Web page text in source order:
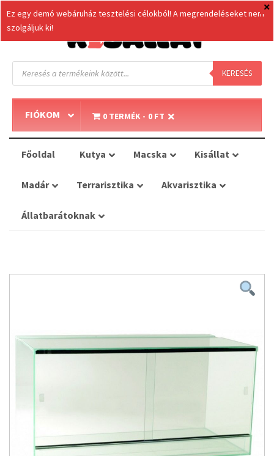
Products
search KERESÉS
FIÓKOM 0 TERMÉK 0 FT
Főoldal Kutya Macska Kisállat
Madár Terrarisztika Akvarisztika
Állatbarátoknak
Ez egy demó webáruház tesztelési célokból! A megrendeléseket nem
szolgáljuk ki!